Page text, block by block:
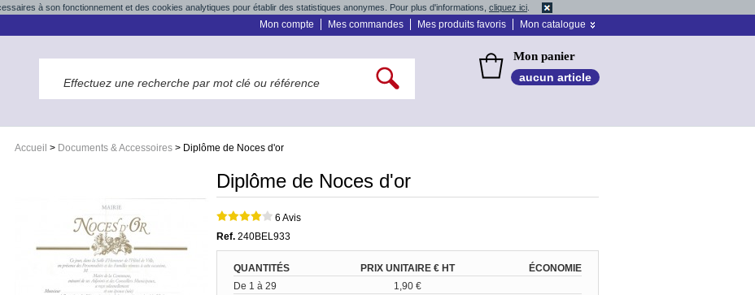
à son fonctionnement et des cookies analytiques pour établir des statistiques anonymes. Pour plus d'informations, cliquez ici
Mon compte Mes commandes Mes produits favoris Mon catalogue
Mon panier
aucun article
Accueil > Documents & Accessoires > Diplôme de Noces d'or
Diplôme de Noces d'or
6 Avis
Ref. 240BEL933
QUANTITÉS PRIX UNITAIRE € HT
ÉCONOMIE
De 1 à 29
1,90 €